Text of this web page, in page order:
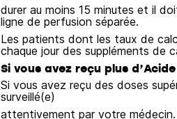
durer au moins 15 minutes et il
ligne de perfusion séparée.
Les patients dont les taux de
chaque jour des suppléments de
Si vous avez reçu plus
Si vous avez reçu des doses
surveillé(e)
attentivement par votre